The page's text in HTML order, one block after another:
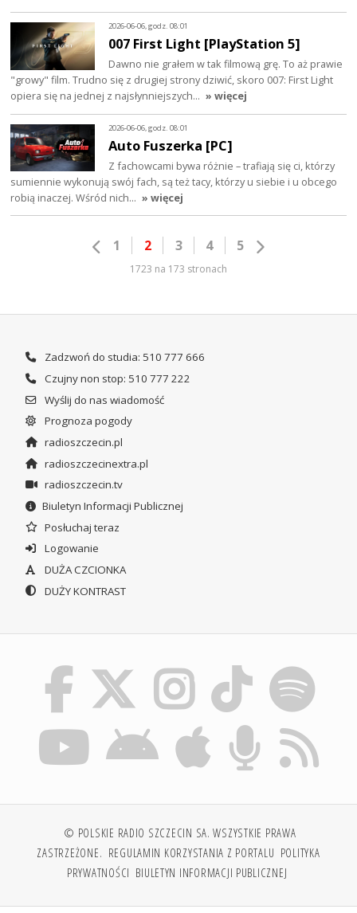
2026-06-06, godz. 08:01
007 First Light [PlayStation 5]
Dawno nie grałem w tak filmową grę. To aż prawie
"growy" film. Trudno się z drugiej strony dziwić, skoro 007: First Light
opiera się na jednej z najsłynniejszych… » więcej
2026-06-06, godz. 08:01
Auto Fuszerka [PC]
Z fachowcami bywa różnie – trafiają się ci, którzy
sumiennie wykonują swój fach, są też tacy, którzy u siebie i u obcego
robią inaczej. Wśród nich… » więcej
1 2 3 4 5
1723 na 173 stronach
Zadzwoń do studia: 510 777 666
Czujny non stop: 510 777 222
Wyślij do nas wiadomość
Prognoza pogody
radioszczecin.pl
radioszczecinextra.pl
radioszczecin.tv
Biuletyn Informacji Publicznej
Posłuchaj teraz
Logowanie
DUŻA CZCIONKA
DUŻY KONTRAST
© POLSKIE RADIO SZCZECIN SA. WSZYSTKIE PRAWA
ZASTRZEŻONE. REGULAMIN KORZYSTANIA Z PORTALU POLITYKA
PRYWATNOŚCI BIULETYN INFORMACJI PUBLICZNEJ